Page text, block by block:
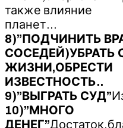
также влияние
планет…
8)”ПОДЧИНИТЬ
ЖИЗНИ,ОБРЕСТИ
ИЗВЕСТНОСТЬ..
9)”ВЫГРАТЬ СУД”
10)”МНОГО
ДЕНЕГ”